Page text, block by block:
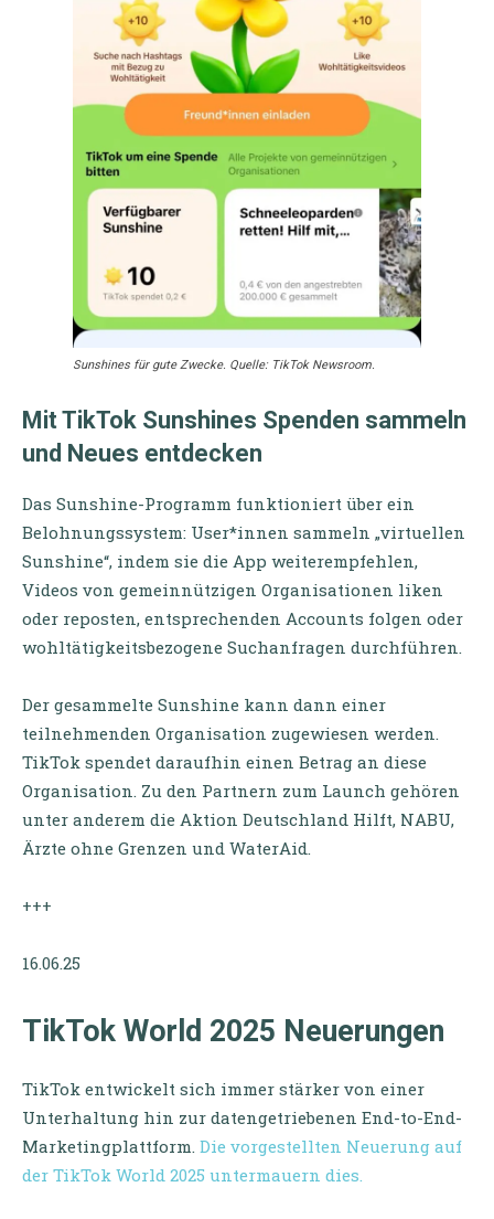
Sunshines für gute Zwecke. Quelle: TikTok Newsroom.
Mit TikTok Sunshines Spenden sammeln
und Neues entdecken
Das Sunshine-Programm funktioniert über ein
Belohnungssystem: User*innen sammeln „virtuellen
Sunshine“, indem sie die App weiterempfehlen,
Videos von gemeinnützigen Organisationen liken
oder reposten, entsprechenden Accounts folgen oder
wohltätigkeitsbezogene Suchanfragen durchführen.
Der gesammelte Sunshine kann dann einer
teilnehmenden Organisation zugewiesen werden.
TikTok spendet daraufhin einen Betrag an diese
Organisation. Zu den Partnern zum Launch gehören
unter anderem die Aktion Deutschland Hilft, NABU,
Ärzte ohne Grenzen und WaterAid.
+++
16.06.25
TikTok World 2025 Neuerungen
TikTok entwickelt sich immer stärker von einer
Unterhaltung hin zur datengetriebenen End-to-End-
Marketingplattform. Die vorgestellten Neuerung auf
der TikTok World 2025 untermauern dies.